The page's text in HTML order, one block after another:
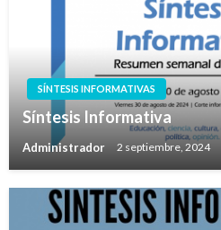
SÍNTESIS INFORMATIVAS
Síntesis Informativa
Administrador 2 septiembre, 2024